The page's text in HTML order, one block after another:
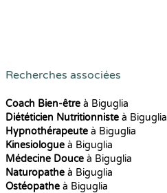
Recherches associées
Coach Bien-être à Biguglia
Diététicien Nutritionniste à Biguglia
Hypnothérapeute à Biguglia
Kinesiologue à Biguglia
Médecine Douce à Biguglia
Naturopathe à Biguglia
Ostéopathe à Biguglia